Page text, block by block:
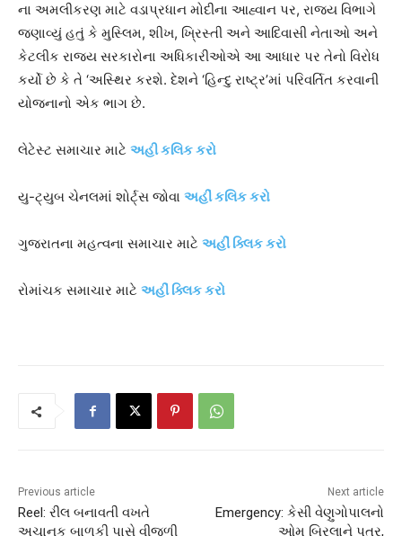
ના અમલીકરણ માટે વડાપ્રધાન મોદીના આહ્વાન પર, રાજ્ય વિભાગે
જણાવ્યું હતું કે મુસ્લિમ, શીખ, ખ્રિસ્તી અને આદિવાસી નેતાઓ અને
કેટલીક રાજ્ય સરકારોના અધિકારીઓએ આ આધાર પર તેનો વિરોધ
કર્યો છે કે તે ‘અસ્થિર કરશે. દેશને ‘હિન્દુ રાષ્ટ્ર’માં પરિવર્તિત કરવાની
યોજનાનો એક ભાગ છે.
લેટેસ્ટ સમાચાર માટે અહી કલિક કરો
યુ-ટ્યુબ ચેનલમાં શોર્ટ્સ જોવા અહીં કલિક કરો
ગુજરાતના મહત્વના સમાચાર માટે અહીં ક્લિક કરો
રોમાંચક સમાચાર માટે અહીં ક્લિક કરો
Previous article
Reel: રીલ બનાવતી વખતે
અચાનક બાળકી પાસે વીજળી
Next article
Emergency: કેસી વેણુગોપાલનો
ઓમ બિરલાને પત્ર,